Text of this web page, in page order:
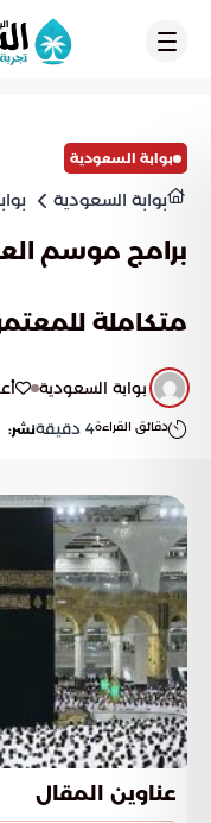
بوابة السعودية
بوابة السعودية
برامج موسم
متكاملة
بوابة السعودية
دقائق القراءة4 دقيقةنشر:
عناوين المقال